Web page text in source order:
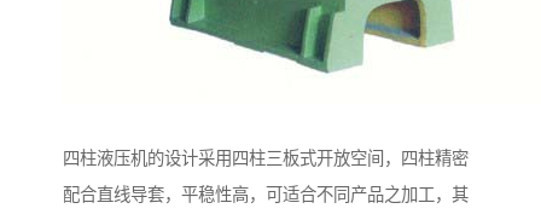
四柱液压机的设计采用四柱三板式开放空间，四柱精密
配合直线导套，平稳性高，可适合不同产品之加工，其